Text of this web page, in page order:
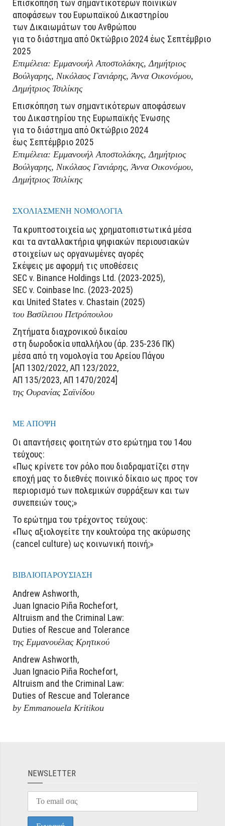
Επισκόπηση των σημαντικότερων ποινικών
αποφάσεων του Ευρωπαϊκού Δικαστηρίου
των Δικαιωμάτων του Ανθρώπου
για το διάστημα από Οκτώβριο 2024 έως Σεπτέμβριο
2025
Επιμέλεια: Εμμανουήλ Αποστολάκης, Δημήτριος
Βούλγαρης, Νικόλαος Γανιάρης, Άννα Οικονόμου,
Δημήτριος Τσιλίκης
Επισκόπηση των σημαντικότερων αποφάσεων
του Δικαστηρίου της Ευρωπαϊκής Ένωσης
για το διάστημα από Οκτώβριο 2024
έως Σεπτέμβριο 2025
Επιμέλεια: Εμμανουήλ Αποστολάκης, Δημήτριος
Βούλγαρης, Νικόλαος Γανιάρης, Άννα Οικονόμου,
Δημήτριος Τσιλίκης
ΣΧΟΛΙΑΣΜΕΝΗ ΝΟΜΟΛΟΓΙΑ
Τα κρυπτοστοιχεία ως χρηματοπιστωτικά μέσα
και τα ανταλλακτήρια ψηφιακών περιουσιακών
στοιχείων ως οργανωμένες αγορές
Σκέψεις με αφορμή τις υποθέσεις
SEC v. Binance Holdings Ltd. (2023-2025),
SEC v. Coinbase Inc. (2023-2025)
και United States v. Chastain (2025)
του Βασίλειου Πετρόπουλου
Ζητήματα διαχρονικού δικαίου
στη δωροδοκία υπαλλήλου (άρ. 235-236 ΠΚ)
μέσα από τη νομολογία του Αρείου Πάγου
[ΑΠ 1302/2022, ΑΠ 123/2022,
ΑΠ 135/2023, AΠ 1470/2024]
της Ουρανίας Σαϊνίδου
ΜΕ ΑΠΟΨΗ
Οι απαντήσεις φοιτητών στο ερώτημα του 14ου
τεύχους:
«Πως κρίνετε τον ρόλο που διαδραματίζει στην
εποχή μας το διεθνές ποινικό δίκαιο ως προς τον
περιορισμό των πολεμικών συρράξεων και των
συνεπειών τους;»
Το ερώτημα του τρέχοντος τεύχους:
«Πως αξιολογείτε την κουλτούρα της ακύρωσης
(cancel culture) ως κοινωνική ποινή;»
ΒΙΒΛΙΟΠΑΡΟΥΣΙΑΣΗ
Andrew Ashworth,
Juan Ignacio Piña Rochefort,
Altruism and the Criminal Law:
Duties of Rescue and Tolerance
της Εμμανουέλας Κρητικού
Andrew Ashworth,
Juan Ignacio Piña Rochefort,
Altruism and the Criminal Law:
Duties of Rescue and Tolerance
by Emmanouela Kritikou
ΝEWSLETTER